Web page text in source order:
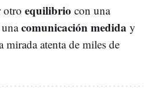
otro equilibrio con una
comunicación medida y
mirada atenta de miles de